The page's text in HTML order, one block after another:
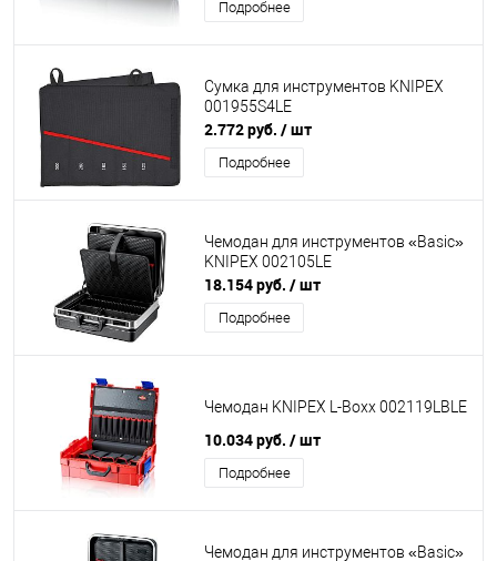
Подробнее
Сумка для инструментов KNIPEX
001955S4LE
2.772 руб. / шт
Подробнее
Чемодан для инструментов «Basic»
KNIPEX 002105LE
18.154 руб. / шт
Подробнее
Чемодан KNIPEX L-Boxx 002119LBLE
10.034 руб. / шт
Подробнее
Чемодан для инструментов «Basic»